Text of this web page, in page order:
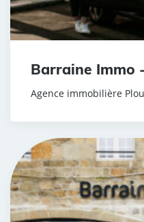
Barraine Immo
Agence immobilière